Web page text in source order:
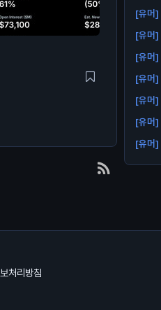
[유머]
[유머]
[유머]
[유머]
[유머]
[유머]
[유머]
처리방침